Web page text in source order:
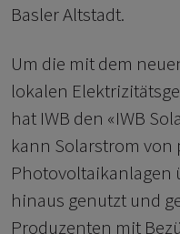
Basler Altstadt.
Um die mit dem
lokalen
hat IWB den «IWB
kann Solarstrom von
Photovoltaikanlagen
hinaus genutzt und
Produzenten mit